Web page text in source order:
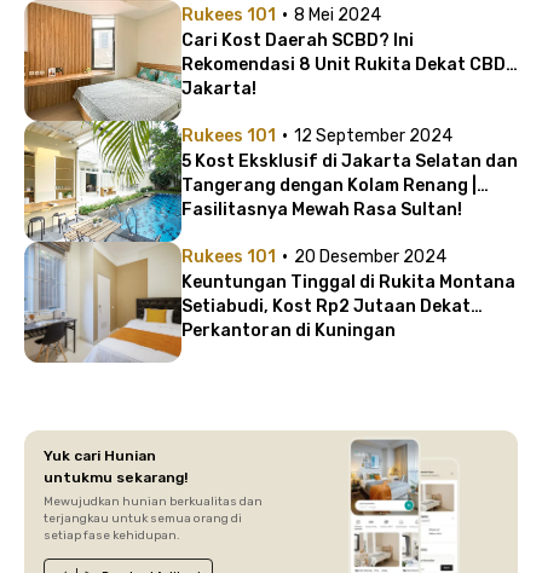
Rukees 101 · 8 Mei 2024
Cari Kost Daerah SCBD? Ini
Rekomendasi 8 Unit Rukita Dekat CBD
Jakarta!
Rukees 101 · 12 September 2024
5 Kost Eksklusif di Jakarta Selatan dan
Tangerang dengan Kolam Renang |
Fasilitasnya Mewah Rasa Sultan!
Rukees 101 · 20 Desember 2024
Keuntungan Tinggal di Rukita Montana
Setiabudi, Kost Rp2 Jutaan Dekat
Perkantoran di Kuningan
Yuk cari Hunian
untukmu sekarang!
Mewujudkan hunian berkualitas dan
terjangkau untuk semua orang di
setiap fase kehidupan.